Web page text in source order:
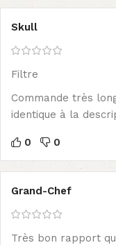
Skull
Filtre
Commande très
identique à la
0 0
Grand-Chef
Très bon rapport